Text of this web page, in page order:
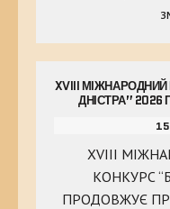
XVIII
ДНІСТРА”
XVIII
КОНКУРС
ПРОДОВЖУЄ